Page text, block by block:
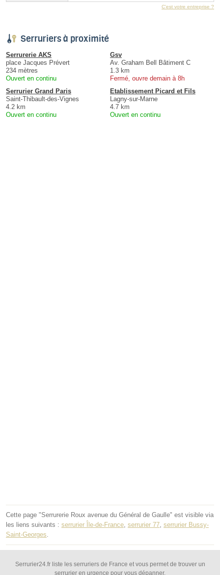
C'est votre entreprise ?
Serruriers à proximité
Serrurerie AKS
place Jacques Prévert
234 mètres
Ouvert en continu
Gsv
Av. Graham Bell Bâtiment C
1.3 km
Fermé, ouvre demain à 8h
Serrurier Grand Paris
Saint-Thibault-des-Vignes
4.2 km
Ouvert en continu
Etablissement Picard et Fils
Lagny-sur-Marne
4.7 km
Ouvert en continu
Cette page "Serrurerie Roux avenue du Général de Gaulle" est visible via
les liens suivants : serrurier Île-de-France, serrurier 77, serrurier Bussy-
Saint-Georges.
Serrurier24.fr liste les serruriers de France et vous permet de trouver un
serrurier en urgence pour vous dépanner.